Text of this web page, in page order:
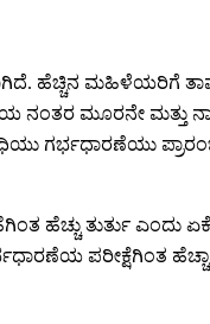
ಹೆಚ್ಚಿನ ಮಹಿಳೆಯರಿಗೆ
ಮೂರನೇ ಮತ್ತು
ತುರ್ತು ಎಂದು ಏಕೆ
ಪರೀಕ್ಷೆಗಿಂತ